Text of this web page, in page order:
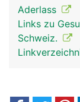
Aderlass
Links zu
Schweiz.